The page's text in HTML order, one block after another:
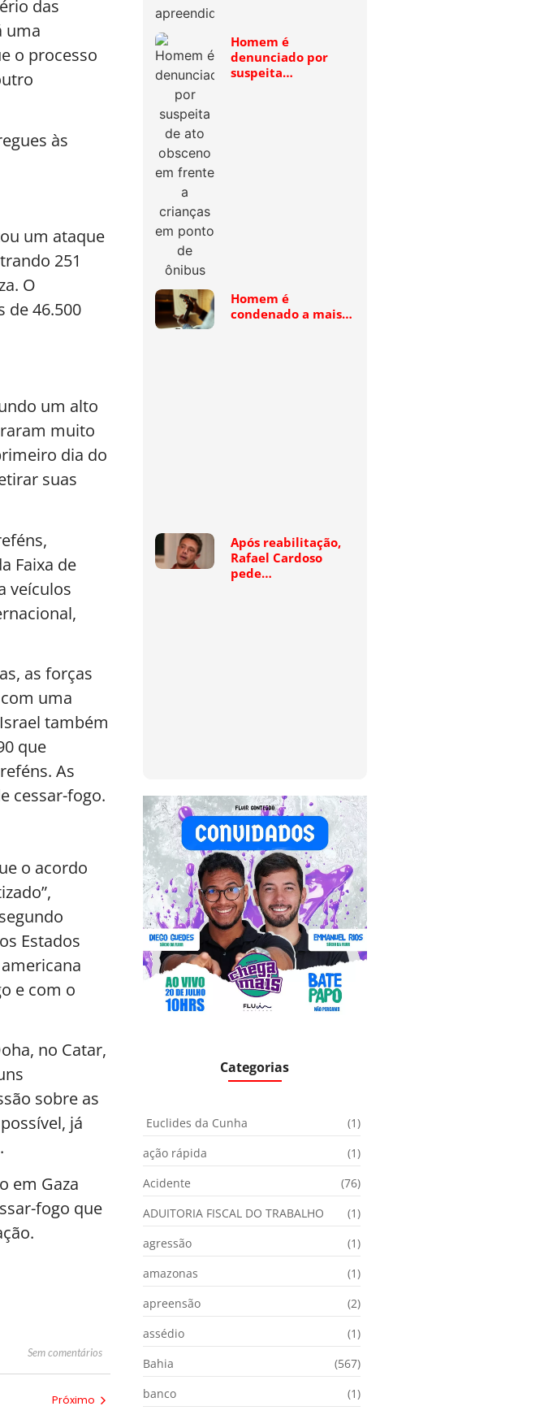
das
uma
o processo
às
um ataque
251
O
de 46.500
um alto
muito
dia do
suas
Faixa de
veículos
as forças
uma
também
que
As
cessar-fogo.
o acordo
Estados
e com o
no Catar,
sobre as
já
em Gaza
fogo que
Sem comentários
Próximo
Homem é
denunciado por
suspeita…
Homem é
condenado a mais…
Após reabilitação,
Rafael Cardoso
pede…
Categorias
Euclides da Cunha
(1)
ação rápida
(1)
Acidente
(76)
ADUITORIA FISCAL DO TRABALHO
(1)
agressão
(1)
amazonas
(1)
apreensão
(2)
assédio
(1)
Bahia
(567)
banco
(1)